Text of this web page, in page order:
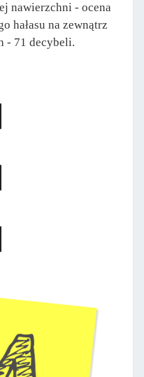
nawierzchni - ocena
hałasu na zewnątrz
- 71 decybeli.